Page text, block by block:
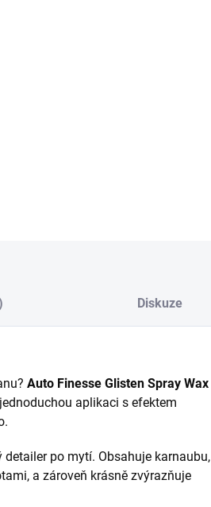
Diskuze
Auto Finesse Glisten Spray Wax
aplikaci s efektem
po mytí. Obsahuje karnaubu,
a zároveň krásně zvýrazňuje